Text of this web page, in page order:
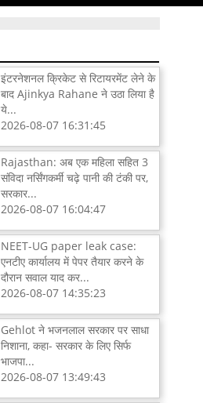
इंटरनेशनल क्रिकेट से रिटायरमेंट लेने के
बाद Ajinkya Rahane ने उठा लिया है
ये...
2026-08-07 16:31:45
Rajasthan: अब एक महिला सहित 3
संविदा नर्सिंगकर्मी चढ़े पानी की टंकी पर,
सरकार...
2026-08-07 16:04:47
NEET-UG paper leak case:
एनटीए कार्यालय में पेपर तैयार करने के
दौरान सवाल याद कर...
2026-08-07 14:35:23
Gehlot ने भजनलाल सरकार पर साधा
निशाना, कहा- सरकार के लिए सिर्फ
भाजपा...
2026-08-07 13:49:43